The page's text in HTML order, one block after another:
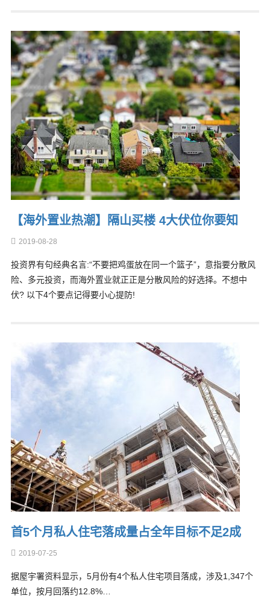
【海外置业热潮】隔山买楼 4大伏位你要知
2019-08-28
投资界有句经典名言:“不要把鸡蛋放在同一个篮子”，意指要分散风
险、多元投资，而海外置业就正正是分散风险的好选择。不想中
伏? 以下4个要点记得要小心提防!
首5个月私人住宅落成量占全年目标不足2成
2019-07-25
据屋宇署资料显示，5月份有4个私人住宅项目落成，涉及1,347个
单位，按月回落约12.8%…